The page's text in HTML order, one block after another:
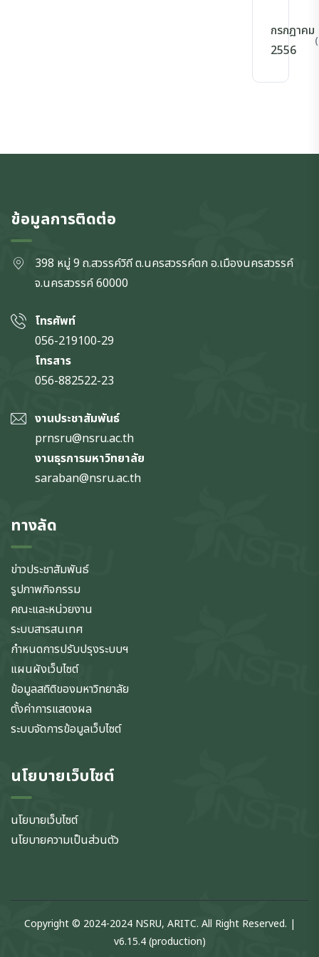
กรกฎาคม
2556
ข้อมูลการติดต่อ
398 หมู่ 9 ถ.สวรรค์วิถี ต.นครสวรรค์ตก อ.เมืองนครสวรรค์
จ.นครสวรรค์60000
โทรศัพท์
056-219100-29
โทรสาร
056-882522-23
งานประชาสัมพันธ์
prnsru@nsru.ac.th
งานธุรการมหาวิทยาลัย
saraban@nsru.ac.th
ทางลัด
ข่าวประชาสัมพันธ์
รูปภาพกิจกรรม
คณะและหน่วยงาน
ระบบสารสนเทศ
กำหนดการปรับปรุงระบบฯ
แผนผังเว็บไซต์
ข้อมูลสถิติของมหาวิทยาลัย
ตั้งค่าการแสดงผล
ระบบจัดการข้อมูลเว็บไซต์
นโยบายเว็บไซต์
นโยบายเว็บไซต์
นโยบายความเป็นส่วนตัว
Copyright © 2024-2024 NSRU, ARITC. All Right Reserved. |
v6.15.4 (production)